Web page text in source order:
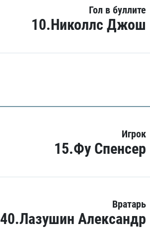
Гол в буллите
10.Николлс Джош
Игрок
15.Фу Спенсер
Вратарь
40.Лазушин Александр